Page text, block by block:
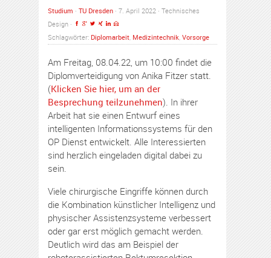
Studium · TU Dresden · 7. April 2022 · Technisches
Design ·
Schlagwörter: Diplomarbeit Medizintechnik Vorsorge
Am Freitag, 08.04.22, um 10:00 findet die
Diplomverteidigung von Anika Fitzer statt.
(Klicken Sie hier, um an der
Besprechung teilzunehmen). In ihrer
Arbeit hat sie einen Entwurf eines
intelligenten Informationssystems für den
OP Dienst entwickelt. Alle Interessierten
sind herzlich eingeladen digital dabei zu
sein.
Viele chirurgische Eingriffe können durch
die Kombination künstlicher Intelligenz und
physischer Assistenzsysteme verbessert
oder gar erst möglich gemacht werden.
Deutlich wird das am Beispiel der